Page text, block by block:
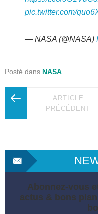
pic.twitter.com/
— NASA (@NASA)
Posté dans NASA
ARTICLE
PRÉCÉDENT
Abonnez-vous
actus & bons